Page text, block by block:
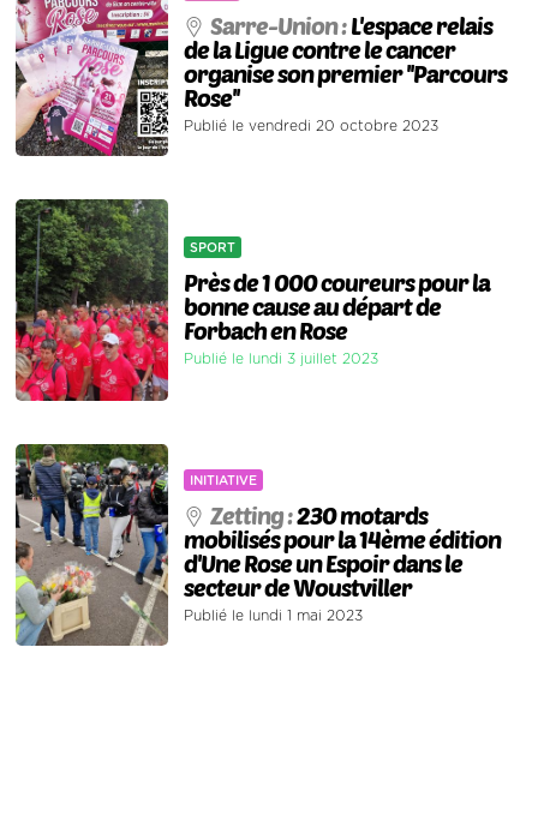
Sarre-Union :L'espace relais
de la Ligue contre le cancer
organise son premier ''Parcours
Rose''
Publié le vendredi 20 octobre 2023
SPORT
Près de 1 000 coureurs pour la
bonne cause au départ de
Forbach en Rose
Publié le lundi 3 juillet 2023
INITIATIVE
Zetting :230 motards
mobilisés pour la 14ème édition
d'Une Rose un Espoir dans le
secteur de Woustviller
Publié le lundi 1 mai 2023